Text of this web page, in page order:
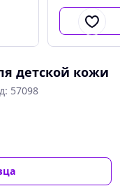
детской кожи
57098